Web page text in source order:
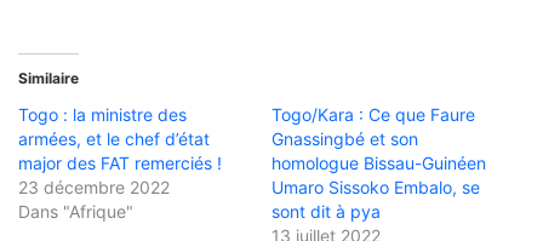
Similaire
Togo : la ministre des
armées, et le chef d’état
major des FAT remerciés !
23 décembre 2022
Dans "Afrique"
Togo/Kara : Ce que Faure
Gnassingbé et son
homologue Bissau-Guinéen
Umaro Sissoko Embalo, se
sont dit à pya
13 juillet 2022